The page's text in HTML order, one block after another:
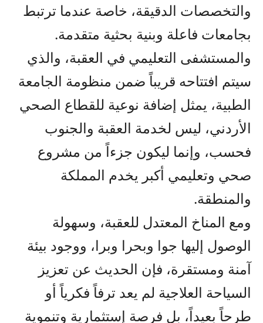
والتخصصات الدقيقة، خاصة عندما ترتبط
بجامعات فاعلة وبنية بحثية متقدمة.
والمستشفى التعليمي في العقبة، والذي
سيتم افتتاحه قريباً ضمن منظومة الجامعة
الطبية، يمثل إضافة نوعية للقطاع الصحي
الأردني، ليس لخدمة العقبة والجنوب
فحسب، وإنما ليكون جزءاً من مشروع
صحي وتعليمي أكبر يخدم المملكة
والمنطقة.
ومع المناخ المعتدل للعقبة، وسهولة
الوصول إليها جوا وبحرا وبرا، ووجود بيئة
آمنة ومستقرة، فإن الحديث عن تعزيز
السياحة العلاجية لم يعد ترفاً فكرياً أو
طرحاً بعيداً، بل فرصة إستثمارية وتنموية